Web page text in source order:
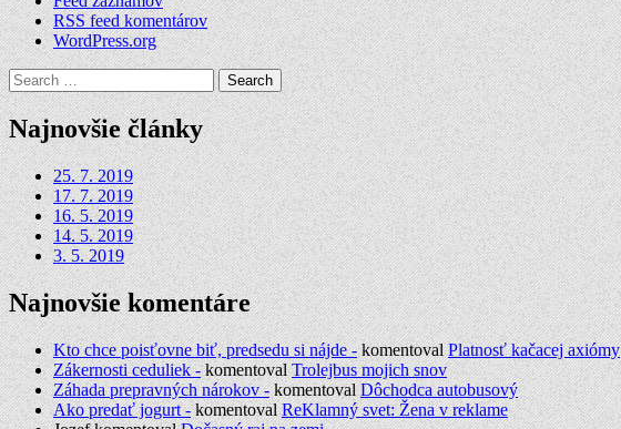
RSS feed komentárov
WordPress.org
Search
for:
Najnovšie články
25. 7. 2019
17. 7. 2019
16. 5. 2019
14. 5. 2019
3. 5. 2019
Najnovšie komentáre
Kto chce poisťovne biť, predsedu si nájde -komentovalPlatnosť kačacej axiómy
Zákernosti ceduliek -komentovalTrolejbus mojich snov
Záhada prepravných nárokov -komentovalDôchodca autobusový
Ako predať jogurt -komentovalReKlamný svet: Žena v reklame